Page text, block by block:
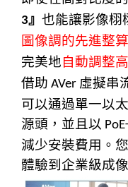
3』 也能讓影像栩
圖像調的先進整
完美地自動調整
借助 AVer 虛擬串
可以通過單一以
源頭，並且以
減少安裝費用。
體驗到企業級成像